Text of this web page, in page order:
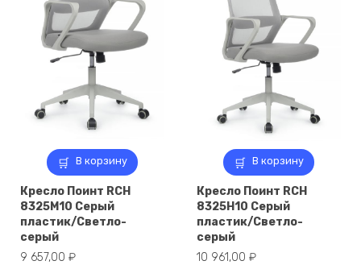
В корзину
Кресло Поинт RCH
8325M10 Серый
пластик/Светло-
серый
9 657,00 ₽
В корзину
Кресло Поинт RCH
8325H10 Серый
пластик/Светло-
серый
10 961,00 ₽